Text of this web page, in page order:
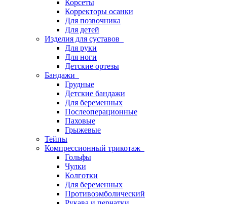
Корсеты
Корректоры осанки
Для позвочника
Для детей
Изделия для суставов
Для руки
Для ноги
Детские ортезы
Бандажи
Грудные
Детские бандажи
Для беременных
Послеоперационные
Паховые
Грыжевые
Тейпы
Компрессионный трикотаж
Гольфы
Чулки
Колготки
Для беременных
Противоэмболический